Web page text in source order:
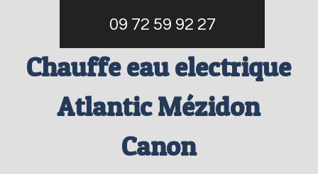
09 72 59 92 27
Chauffe eau electrique
Atlantic Mézidon
Canon